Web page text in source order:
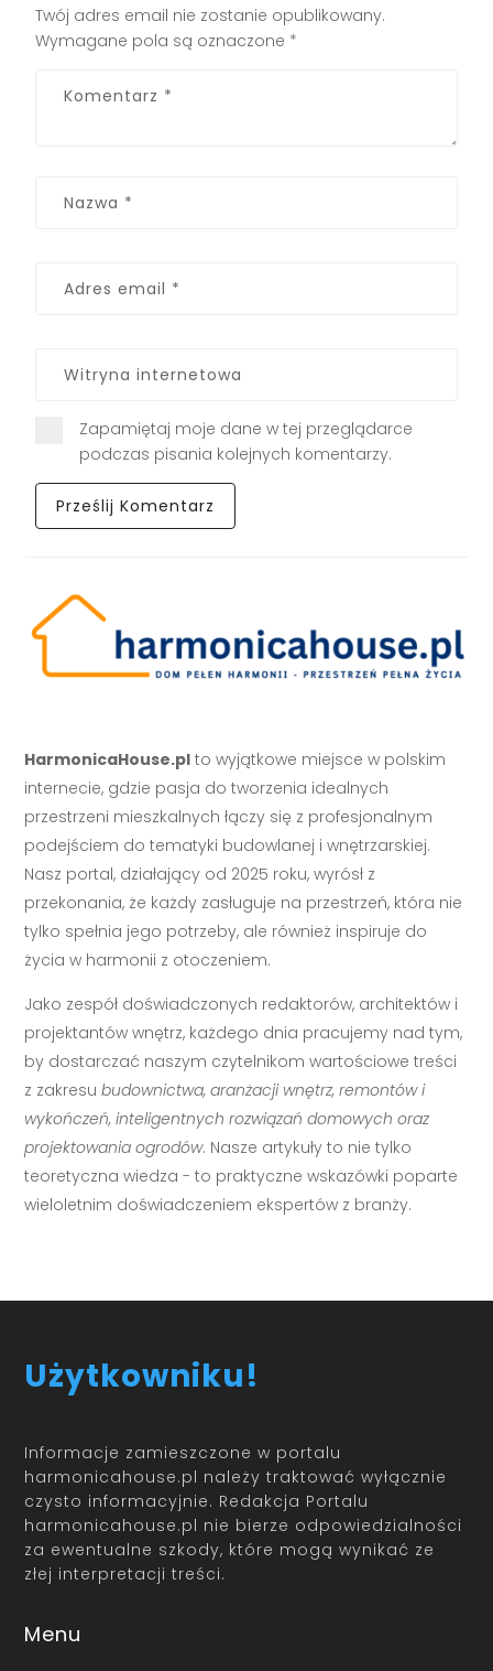
Twój adres email nie zostanie opublikowany.
Wymagane pola są oznaczone *
Zapamiętaj moje dane w tej przeglądarce
podczas pisania kolejnych komentarzy.
HarmonicaHouse.pl to wyjątkowe miejsce w polskim
internecie, gdzie pasja do tworzenia idealnych
przestrzeni mieszkalnych łączy się z profesjonalnym
podejściem do tematyki budowlanej i wnętrzarskiej.
Nasz portal, działający od 2025 roku, wyrósł z
przekonania, że każdy zasługuje na przestrzeń, która nie
tylko spełnia jego potrzeby, ale również inspiruje do
życia w harmonii z otoczeniem.
Jako zespół doświadczonych redaktorów, architektów i
projektantów wnętrz, każdego dnia pracujemy nad tym,
by dostarczać naszym czytelnikom wartościowe treści
z zakresubudownictwa, aranżacji wnętrz, remontów i
wykończeń, inteligentnych rozwiązań domowych oraz
projektowania ogrodów. Nasze artykuły to nie tylko
teoretyczna wiedza - to praktyczne wskazówki poparte
wieloletnim doświadczeniem ekspertów z branży.
Użytkowniku!
Informacje zamieszczone w portalu
harmonicahouse.pl należy traktować wyłącznie
czysto informacyjnie. Redakcja Portalu
harmonicahouse.pl nie bierze odpowiedzialności
za ewentualne szkody, które mogą wynikać ze
złej interpretacji treści.
Menu